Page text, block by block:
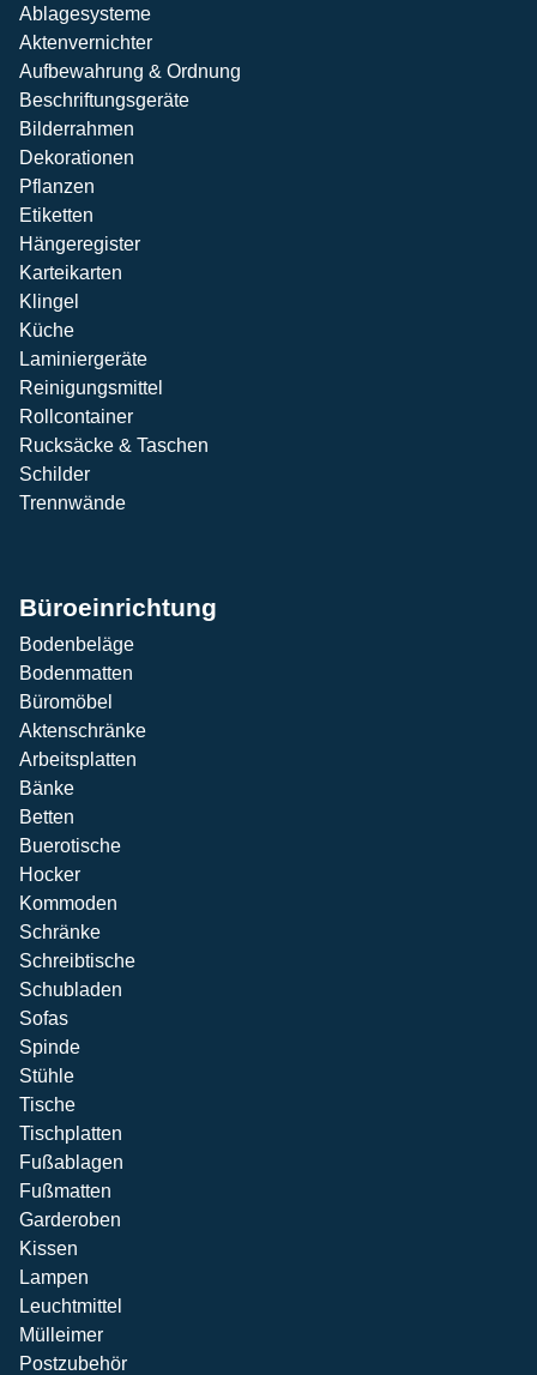
Ablagesysteme
Aktenvernichter
Aufbewahrung & Ordnung
Beschriftungsgeräte
Bilderrahmen
Dekorationen
Pflanzen
Etiketten
Hängeregister
Karteikarten
Klingel
Küche
Laminiergeräte
Reinigungsmittel
Rollcontainer
Rucksäcke & Taschen
Schilder
Trennwände
Büroeinrichtung
Bodenbeläge
Bodenmatten
Büromöbel
Aktenschränke
Arbeitsplatten
Bänke
Betten
Buerotische
Hocker
Kommoden
Schränke
Schreibtische
Schubladen
Sofas
Spinde
Stühle
Tische
Tischplatten
Fußablagen
Fußmatten
Garderoben
Kissen
Lampen
Leuchtmittel
Mülleimer
Postzubehör